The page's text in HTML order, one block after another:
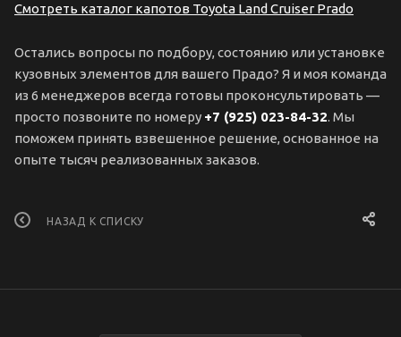
Смотреть каталог капотов Toyota Land Cruiser Prado
Остались вопросы по подбору, состоянию или установке
кузовных элементов для вашего Прадо? Я и моя команда
из 6 менеджеров всегда готовы проконсультировать —
просто позвоните по номеру +7 (925) 023-84-32. Мы
поможем принять взвешенное решение, основанное на
опыте тысяч реализованных заказов.
НАЗАД К СПИСКУ